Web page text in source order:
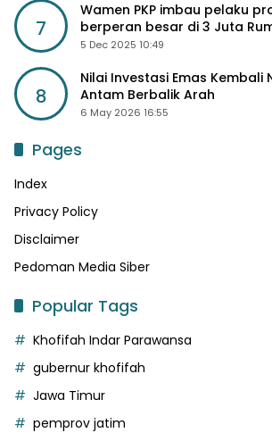
7
Wamen PKP imbau pelaku
berperan besar di 3 Juta
5 Dec 2025 10:49
8
Nilai Investasi Emas Kembali
Antam Berbalik Arah
6 May 2026 16:55
Pages
Index
Privacy Policy
Disclaimer
Pedoman Media Siber
Popular Tags
Khofifah Indar Parawansa
gubernur khofifah
Jawa Timur
pemprov jatim